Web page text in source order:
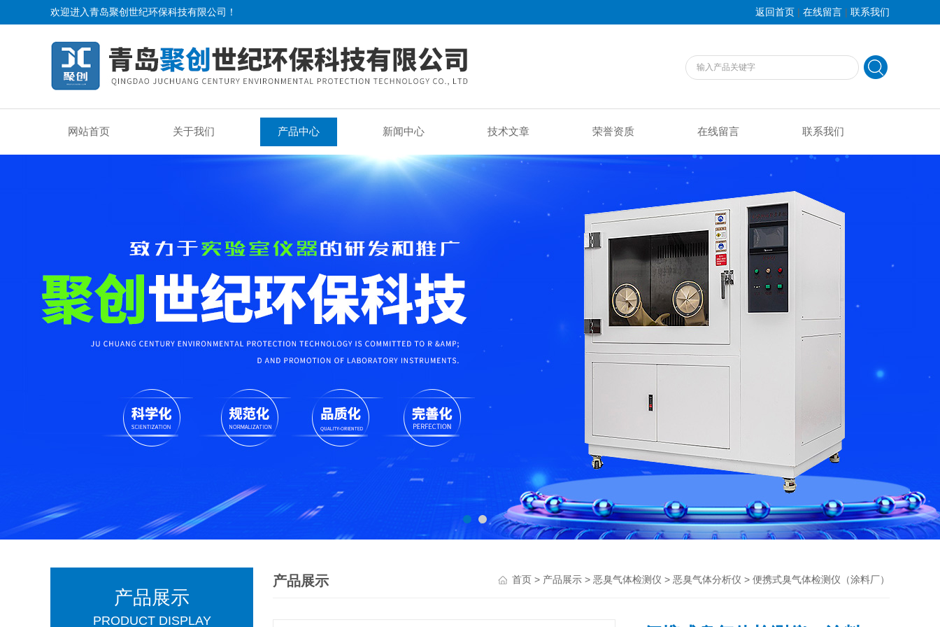
欢迎进入青岛聚创世纪环保科技有限公司！ 返回首页 | 在线留言 | 联系我们
网站首页 关于我们 产品中心 新闻中心 技术文章 荣誉资质 在线留言 联系我们
产品展示
PRODUCT DISPLAY
产品展示 首页 > 产品展示 > 恶臭气体检测仪 > 恶臭气体分析仪 > 便携式臭气体检测仪（涂料厂）